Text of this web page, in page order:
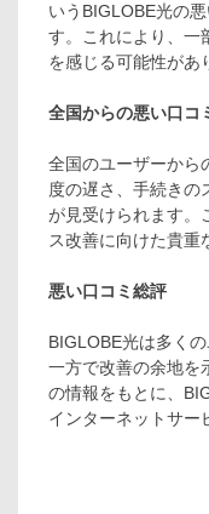
いうBIGLOBE光の
す。これにより、一
を感じる可能性があ
全国からの悪い口コ
全国のユーザーから
度の遅さ、手続きの
が見受けられます。
ス改善に向けた貴重
悪い口コミ総評
BIGLOBE光は多く
一方で改善の余地を
の情報をもとに、
インターネットサー